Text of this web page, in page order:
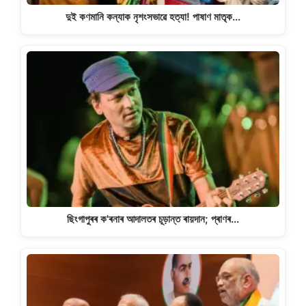
দুই কণমানি কন্যাক নৃশংসভাৱে হত্যা! পাষাণ মাতৃক…
ছিংগাপুৰৰ ক'ৰনাৰ আদালতৰ চূড়ান্ত ৰায়দান; প্ৰাণৰ…